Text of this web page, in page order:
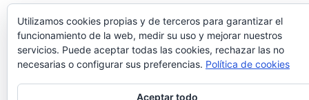
Utilizamos cookies propias y de terceros para garantizar el
funcionamiento de la web, medir su uso y mejorar nuestros
servicios. Puede aceptar todas las cookies, rechazar las no
necesarias o configurar sus preferencias. Política de cookies
Aceptar todo